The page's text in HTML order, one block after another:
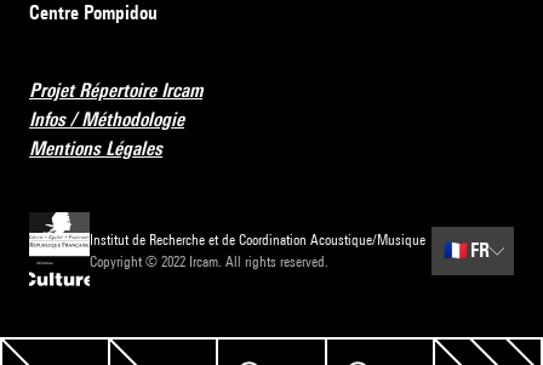
Centre Pompidou
Projet Répertoire Ircam
Infos / Méthodologie
Mentions Légales
Institut de Recherche et de Coordination Acoustique/Musique
Copyright © 2022 Ircam. All rights reserved.
🇫🇷 FR